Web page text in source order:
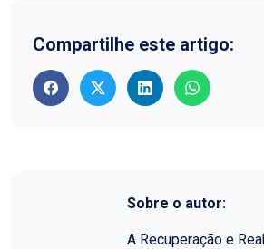
Compartilhe este artigo:
Sobre o autor:
A Recuperação e